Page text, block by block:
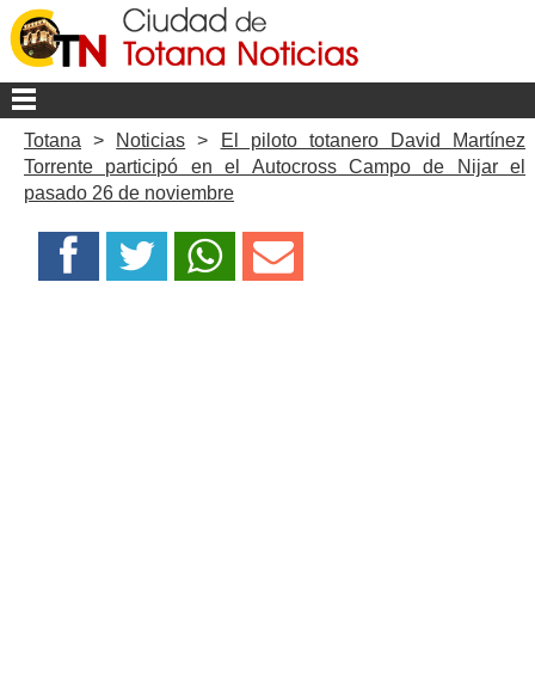
Totana > Noticias >
El piloto totanero David Martínez
Torrente participó en el Autocross Campo de Nijar el
pasado 26 de noviembre